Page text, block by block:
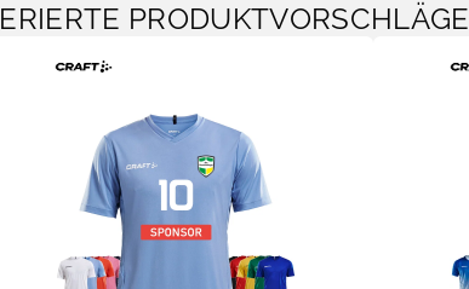
PRODUKTVORSCHLÄGE